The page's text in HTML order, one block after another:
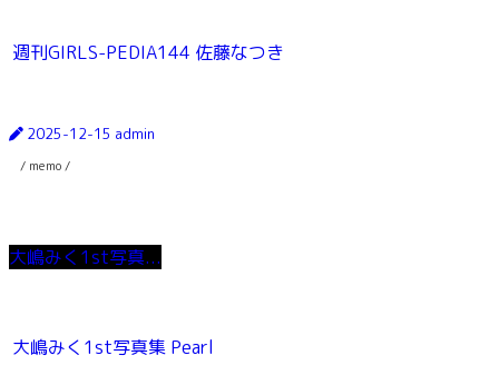
週刊GIRLS-PEDIA144 佐藤なつき
2025-12-15 admin
/ memo /
大嶋みく1st写真...
大嶋みく1st写真集 Pearl